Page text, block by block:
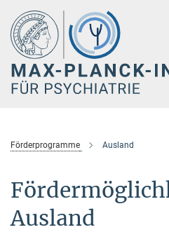
Hauptinhalt
Förderprogramme Ausland
Ausland